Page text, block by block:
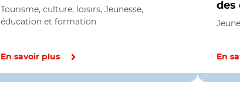
Tourisme, culture, loisirs, Jeunesse,
éducation et formation
En savoir plus
des
En